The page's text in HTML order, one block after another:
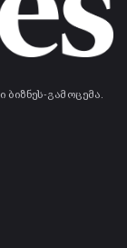
ბიზნეს-გამოცემა.